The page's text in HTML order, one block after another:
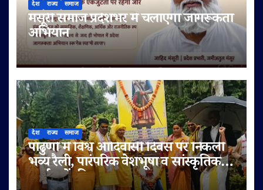
देश राज्य समाज
मंसूरी समाज प्रदेशभर में चलाएगा जागरूकता
अभियान
देश राज्य समाज
पांढुर्णा में विश्व आदिवासी दिवस पर निकली
भव्य रैली, पारंपरिक वेशभूषा व सांस्कृतिक
कार्यक्रमों की धूम